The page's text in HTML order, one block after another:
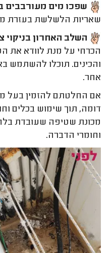
שפכו מים מעורבבים
שאריות הלשלשת בעזרת
השלב האחרון בניקוי
הכרחי על מנת לוודא את
והכינים. תוכלו להשתמש
אחר.
אם החלטתם להזמין בעל
דומה, תוך שימוש בכלים
מכונת שטיפה שעובדת
וחומרי הדברה.